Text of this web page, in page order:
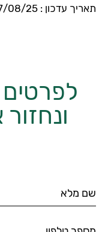
תאריך עדכון : 07/08/25